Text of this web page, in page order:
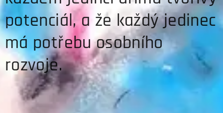
potenciál, a že každý jedinec
má potřebu osobního
rozvoje.